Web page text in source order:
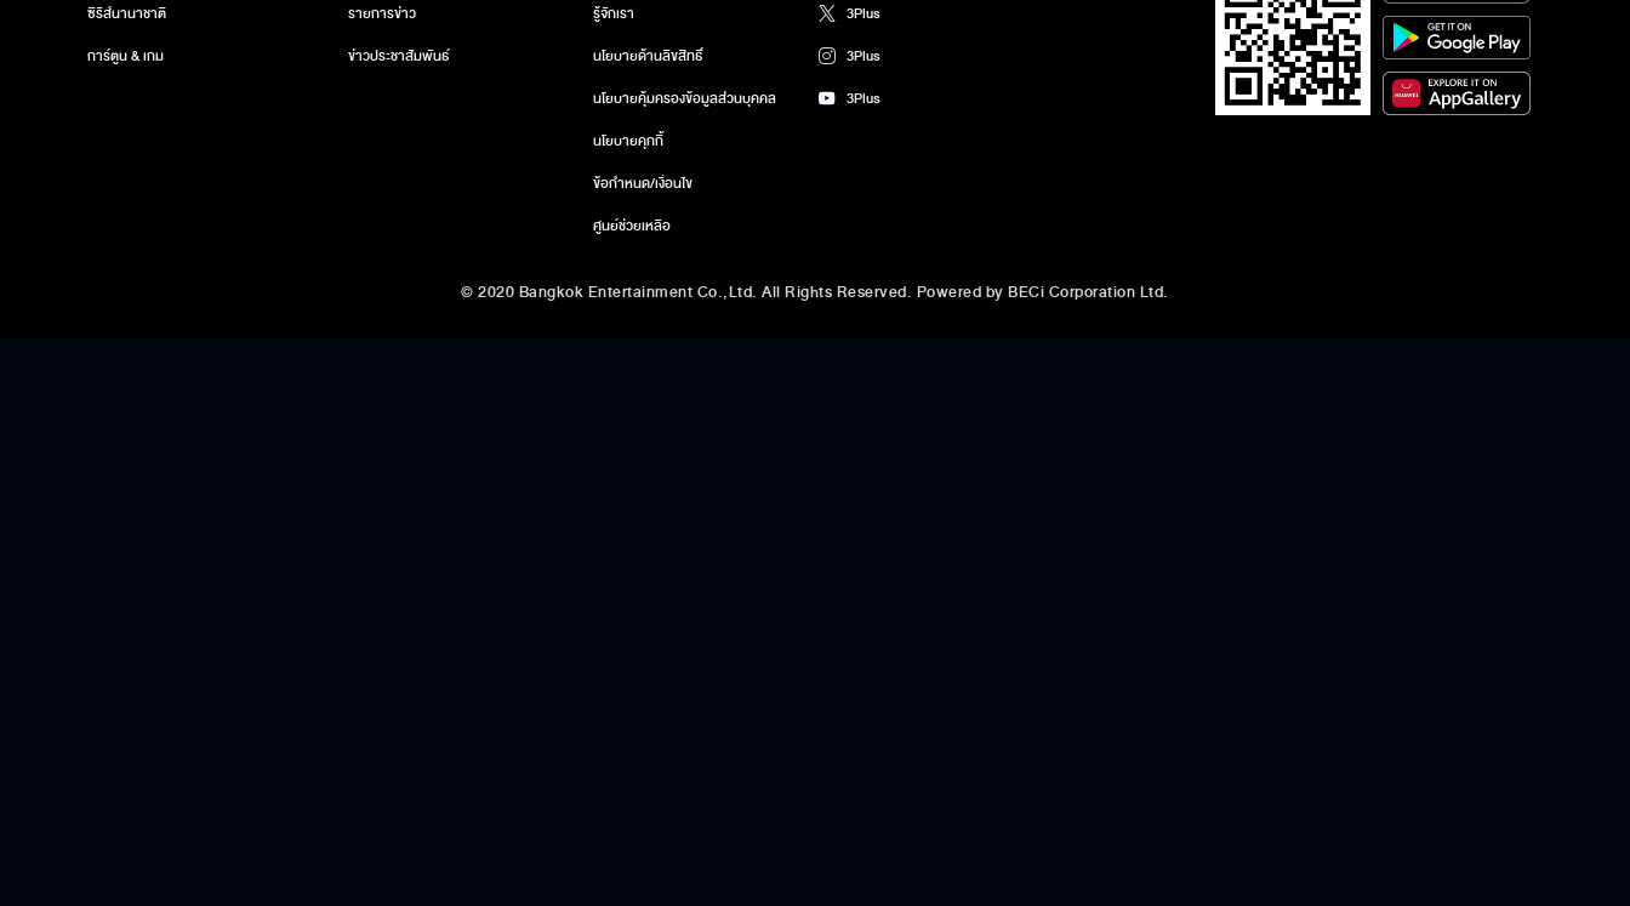
ซีรีส์นานาชาติ
การ์ตูน & เกม
รายการข่าว
ข่าวประชาสัมพันธ์
รู้จักเรา
นโยบายด้านลิขสิทธิ์
นโยบายคุ้มครองข้อมูลส่วนบุคคล
นโยบายคุกกี้
ข้อกำหนด/เงื่อนไข
ศูนย์ช่วยเหลือ
3Plus
3Plus
3Plus
© 2020 Bangkok Entertainment Co.,Ltd. All Rights Reserved. Powered by BECi Corporation Ltd.